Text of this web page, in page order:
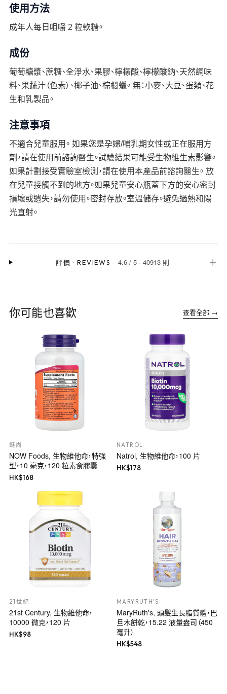
使用方法
成年人每日咀嚼 2 粒軟糖。
成份
葡萄糖漿、蔗糖、全淨水、果膠、檸檬酸、檸檬酸鈉、天然調味
料、果蔬汁（色素）、椰子油、棕櫚蠟。 無：小麥、大豆、蛋類、花
生和乳製品。
注意事項
不適合兒童服用。 如果您是孕婦/哺乳期女性或正在服用方
劑，請在使用前諮詢醫生。試驗結果可能受生物維生素影響。
如果計劃接受實驗室檢測，請在使用本產品前諮詢醫生。 放
在兒童接觸不到的地方。如果兒童安心瓶蓋下方的安心密封
損壞或遺失，請勿使用。密封存放。室溫儲存。避免過熱和陽
光直射。
評價 ·REVIEWS 4.6/ 5· 40913 則 ＋
你可能也喜歡 查看全部 →
謎尚
NOW Foods, 生物維他命，特強
型，10 毫克，120 粒素食膠囊
HK$168
NATROL
Natrol, 生物維他命，100 片
HK$178
21世紀
21st Century, 生物維他命，
10000 微克，120 片
HK$98
MARYRUTH'S
MaryRuth's, 頭髮生長脂質體，巴
旦木餅乾，15.22 液量盎司（450
毫升）
HK$548